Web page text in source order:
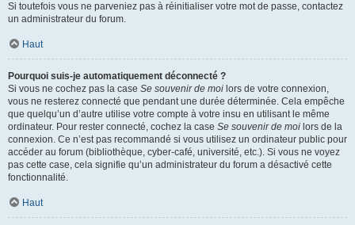
Si toutefois vous ne parveniez pas à réinitialiser votre mot de passe, contactez
un administrateur du forum.
Haut
Pourquoi suis-je automatiquement déconnecté ?
Si vous ne cochez pas la case Se souvenir de moi lors de votre connexion,
vous ne resterez connecté que pendant une durée déterminée. Cela empêche
que quelqu’un d’autre utilise votre compte à votre insu en utilisant le même
ordinateur. Pour rester connecté, cochez la case Se souvenir de moi lors de la
connexion. Ce n’est pas recommandé si vous utilisez un ordinateur public pour
accéder au forum (bibliothèque, cyber-café, université, etc.). Si vous ne voyez
pas cette case, cela signifie qu’un administrateur du forum a désactivé cette
fonctionnalité.
Haut